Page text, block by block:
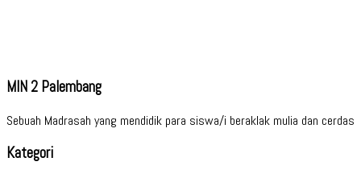
MIN 2 Palembang
Sebuah Madrasah yang mendidik para siswa/i beraklak mulia dan cerdas
Kategori